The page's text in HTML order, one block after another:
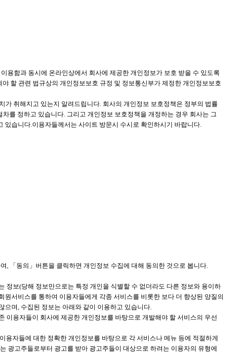
용함과 동시에 온라인상에서 회사에 제공한 개인정보가 보호 받을 수 있도록
할 관련 법규상의 개인정보보호 규정 및 정보통신부가 제정한 개인정보보호
취해지고 있는지 알려드립니다. 회사의 개인정보 보호정책은 정부의 법률
를 정하고 있습니다. 그리고 개인정보 보호정책을 개정하는 경우 회사는 그
습니다.이용자들께서는 사이트 방문시 수시로 확인하시기 바랍니다.
「동의」버튼을 클릭하면 개인정보 수집에 대해 동의한 것으로 봅니다.
정보(당해 정보만으로는 특정 개인을 식별할 수 없더라도 다른 정보와 용이하
서비스를 통하여 이용자들에게 각종 서비스를 비롯한 보다 더 향상된 양질의
며, 수집된 정보는 아래와 같이 이용하고 있습니다.
이용자들이 회사에 제공한 개인정보를 바탕으로 개발해야 할 서비스의 우선
자들에 대한 정확한 개인정보를 바탕으로 각 서비스나 메뉴 등에 적절하게
광고주들로부터 광고를 받아 광고주들이 대상으로 하려는 이용자의 유형에